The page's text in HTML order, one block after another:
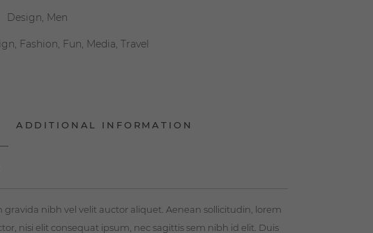
Design, Men
, Fashion, Fun, Media, Travel
ADDITIONAL INFORMATION
gravida nibh vel velit auctor aliquet. Aenean sollicitudin, lorem
nisi elit consequat ipsum, nec sagittis sem nibh id elit. Duis